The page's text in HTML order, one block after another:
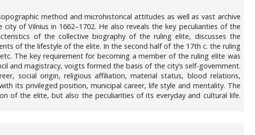
method and microhistorical attitudes as well as vast archive
of Vilnius in 1662–1702. He also reveals the key peculiarities of the
of the collective biography of the ruling elite, discusses the
of the lifestyle of the elite. In the second half of the 17th c. the ruling
The key requirement for becoming a member of the ruling elite was
and magistracy, voigts formed the basis of the city’s self-government.
social origin, religious affiliation, material status, blood relations,
its privileged position, municipal career, life style and mentality. The
of the elite, but also the peculiarities of its everyday and cultural life.